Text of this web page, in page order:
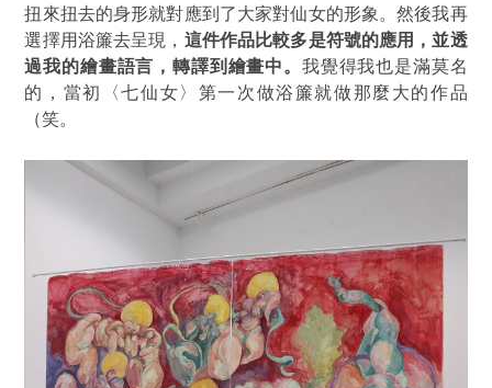
扭來扭去的身形就對應到了大家對仙女的形象。然後我再
選擇用浴簾去呈現， 這件作品比較多是符號的應用，並透
過我的繪畫語言，轉譯到繪畫中。 我覺得我也是滿莫名
的，當初〈七仙女〉第一次做浴簾就做那麼大的作品
（笑。